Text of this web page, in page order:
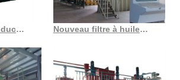
processus de production d’huile d’arachide processus de production d’huile d’arachide au Costa Rica Nouveau filtre à huile automatique multifonctionnel de machine de presse de filtre à huile